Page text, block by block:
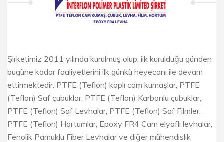
Şirketimiz 2011 yılında kurulmuş olup, ilk kurulduğu günden
bugüne kadar faaliyetlerini ilk günkü heyecanı ile devam
ettirmektedir. PTFE (Teflon) kaplı cam kumaşlar, PTFE
(Teflon) Saf çubuklar, PTFE (Teflon) Karbonlu çubuklar,
PTFE (Teflon) Saf Levhalar, PTFE (Teflon) Saf Filmler,
PTFE (Teflon) Hortumlar, Epoxy FR4 Cam elyaflı levhalar,
Fenolik Pamuklu Fiber Levhalar ve diğer mühendislik